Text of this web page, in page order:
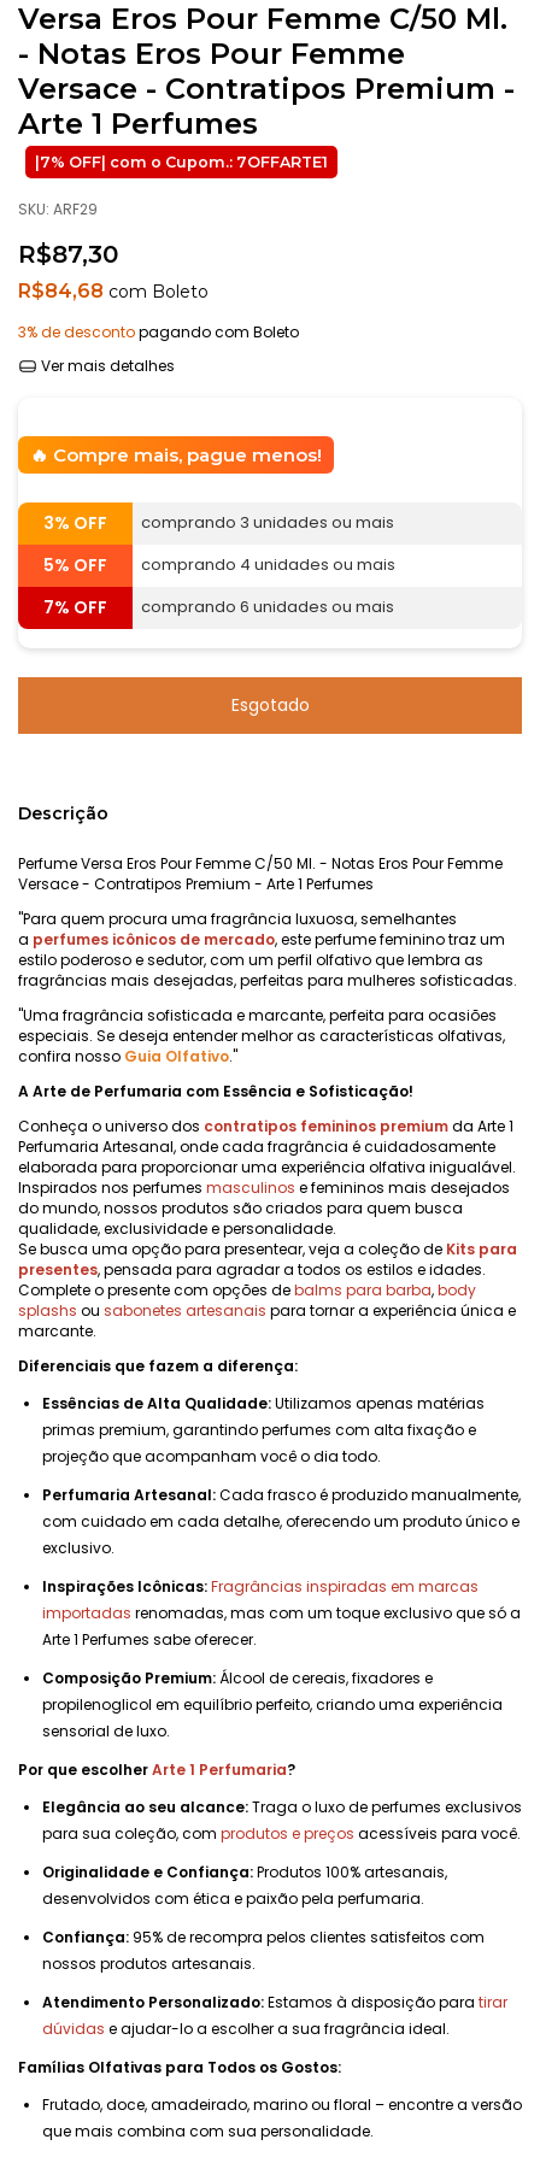
Versa Eros Pour Femme C/50 Ml.
- Notas Eros Pour Femme
Versace - Contratipos Premium -
Arte 1 Perfumes
SKU: ARF29
R$87,30
R$84,68 com Boleto
3% de descontopagando com Boleto
Ver mais detalhes
Compre mais, pague menos!
3% OFF comprando 3 unidades ou mais
5% OFF comprando 4 unidades ou mais
7% OFF comprando 6 unidades ou mais
Descrição
Perfume Versa Eros Pour Femme C/50 Ml. - Notas Eros Pour Femme
Versace - Contratipos Premium - Arte 1 Perfumes
"Para quem procura uma fragrância luxuosa, semelhantes
a perfumes icônicos de mercado, este perfume feminino traz um
estilo poderoso e sedutor, com um perfil olfativo que lembra as
fragrâncias mais desejadas, perfeitas para mulheres sofisticadas.
"Uma fragrância sofisticada e marcante, perfeita para ocasiões
especiais. Se deseja entender melhor as características olfativas,
confira nosso Guia Olfativo."
A Arte de Perfumaria com Essência e Sofisticação!
Conheça o universo dos contratipos femininos premiumda Arte 1
Perfumaria Artesanal, onde cada fragrância é cuidadosamente
elaborada para proporcionar uma experiência olfativa inigualável.
Inspirados nos perfumes masculinos e femininos mais desejados
do mundo, nossos produtos são criados para quem busca
qualidade, exclusividade e personalidade.
Se busca uma opção para presentear, veja a coleção de Kits para
presentes, pensada para agradar a todos os estilos e idades.
Complete o presente com opções debalms para barba,body
splashs ou sabonetes artesanais para tornar a experiência única e
marcante.
Diferenciais que fazem a diferença:
Essências de Alta Qualidade:Utilizamos apenas matérias
primas premium, garantindo perfumes com alta fixação e
projeção que acompanham você o dia todo.
Perfumaria Artesanal:Cada frasco é produzido manualmente,
com cuidado em cada detalhe, oferecendo um produto único e
exclusivo.
Inspirações Icônicas:Fragrâncias inspiradas em marcas
importadas renomadas, mas com um toque exclusivo que só a
Arte 1 Perfumes sabe oferecer.
Composição Premium:Álcool de cereais, fixadores e
propilenoglicol em equilíbrio perfeito, criando uma experiência
sensorial de luxo.
Por que escolherArte 1 Perfumaria?
Elegância ao seu alcance:Traga o luxo de perfumes exclusivos
para sua coleção, com produtos e preços acessíveis para você.
Originalidade e Confiança:Produtos 100% artesanais,
desenvolvidos com ética e paixão pela perfumaria.
Confiança: 95% de recompra pelos clientes satisfeitos com
nossos produtos artesanais.
Atendimento Personalizado:Estamos à disposição para tirar
dúvidas e ajudar-lo a escolher a sua fragrância ideal.
Famílias Olfativas para Todos os Gostos:
Frutado, doce, amadeirado, marino ou floral – encontre a versão
que mais combina com sua personalidade.